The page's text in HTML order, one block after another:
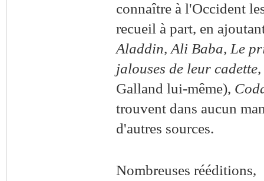
connaître à l'Occident
recueil à part, en
Aladdin, Ali Baba, Le
jalouses de leur
Galland lui-même),
trouvent dans aucun
d'autres sources.
Nombreuses